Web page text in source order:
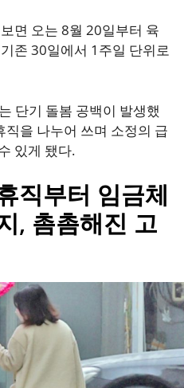
면 오는 8월 20일부터 육
존 30일에서 1주일 단위로
단기 돌봄 공백이 발생했
을 나누어 쓰며 소정의 급
있게 됐다.
직부터 임금체
, 촘촘해진 고